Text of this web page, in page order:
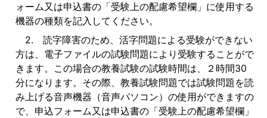
ォーム又は申込書の「受験上の配慮希望欄」に使用する
機器の種類を記入してください。
2. 読字障害のため、活字問題による受験ができない
方は、電子ファイルの試験問題により受験することがで
きます。この場合の教養試験の試験時間は、２時間30
分になります。その際、教養試験問題では試験問題を読
み上げる音声機器（音声パソコン）の使用ができますの
で、申込フォーム又は申込書の「受験上の配慮希望欄」